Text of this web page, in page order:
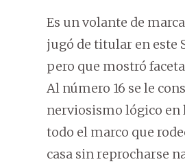
Es un volante de
jugó de titular en este
pero que mostró
Al número 16 se le
nerviosismo lógico en
todo el marco que
casa sin reprocharse